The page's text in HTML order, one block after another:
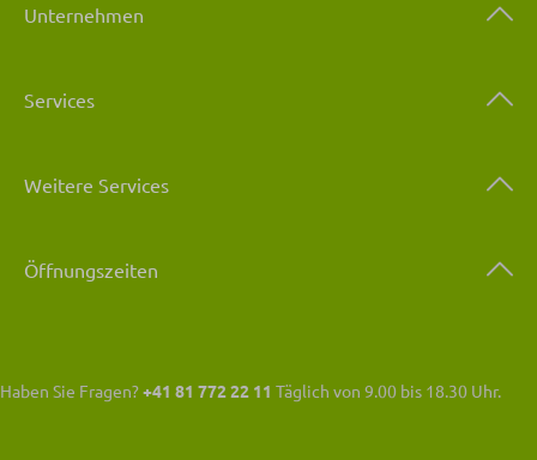
Unternehmen
Services
Weitere Services
Öffnungszeiten
Haben Sie Fragen?+41 81 772 22 11 Täglich von 9.00 bis 18.30 Uhr.